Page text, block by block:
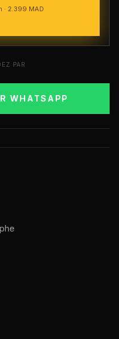
· 2.399 MAD
PAR
WHATSAPP